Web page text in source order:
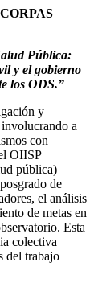
Pública:
y el gobierno
los ODS.”
y
a
con
OIISP
pública)
de
el análisis
de metas en
Esta
colectiva
del trabajo